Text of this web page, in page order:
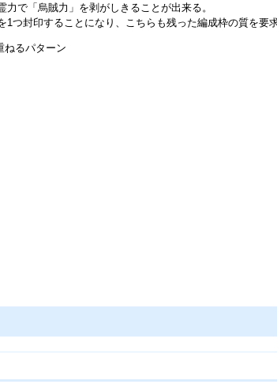
力で「烏賊力」を剥がしきることが出来る。
1つ封印することになり、こちらも残った編成枠の質を要求
ねるパターン